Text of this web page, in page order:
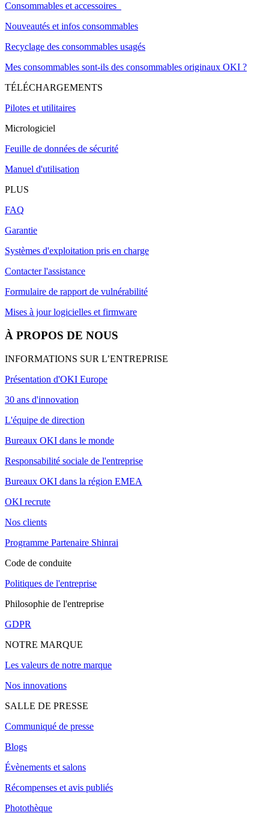
Consommables et accessoires
Nouveautés et infos consommables
Recyclage des consommables usagés
Mes consommables sont-ils des consommables originaux OKI ?
TÉLÉCHARGEMENTS
Pilotes et utilitaires
Micrologiciel
Feuille de données de sécurité
Manuel d'utilisation
PLUS
FAQ
Garantie
Systèmes d'exploitation pris en charge
Contacter l'assistance
Formulaire de rapport de vulnérabilité
Mises à jour logicielles et firmware
À PROPOS DE NOUS
INFORMATIONS SUR L’ENTREPRISE
Présentation d'OKI Europe
30 ans d'innovation
L'équipe de direction
Bureaux OKI dans le monde
Responsabilité sociale de l'entreprise
Bureaux OKI dans la région EMEA
OKI recrute
Nos clients
Programme Partenaire Shinrai
Code de conduite
Politiques de l'entreprise
Philosophie de l'entreprise
GDPR
NOTRE MARQUE
Les valeurs de notre marque
Nos innovations
SALLE DE PRESSE
Communiqué de presse
Blogs
Évènements et salons
Récompenses et avis publiés
Photothèque